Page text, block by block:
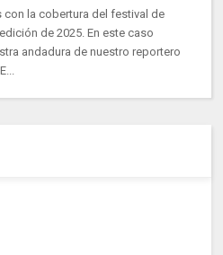
con la cobertura del festival de
de 2025. En este caso
andadura de nuestro reportero